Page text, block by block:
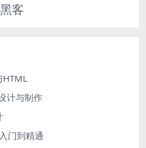
黑客
计与制作
门到精通